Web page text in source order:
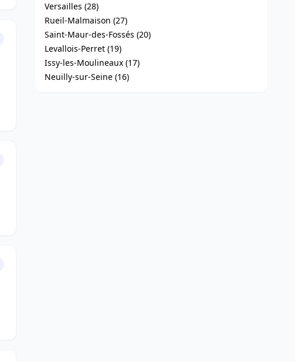
Versailles (28)
Rueil-Malmaison (27)
Saint-Maur-des-Fossés (20)
Levallois-Perret (19)
Issy-les-Moulineaux (17)
Neuilly-sur-Seine (16)